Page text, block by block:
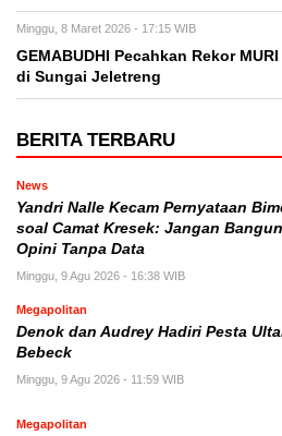
Minggu, 8 Maret 2026 - 17:15 WIB
GEMABUDHI Pecahkan Rekor
di Sungai Jeletreng
BERITA TERBARU
News
Yandri Nalle Kecam Pernyataan
soal Camat Kresek: Jangan Bangun
Opini Tanpa Data
Minggu, 9 Agu 2026 - 16:38 WIB
Megapolitan
Denok dan Audrey Hadiri Pesta
Bebeck
Minggu, 9 Agu 2026 - 11:59 WIB
Megapolitan